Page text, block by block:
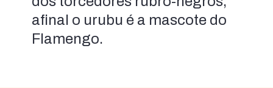
afinal o urubu é a mascote do
Flamengo.